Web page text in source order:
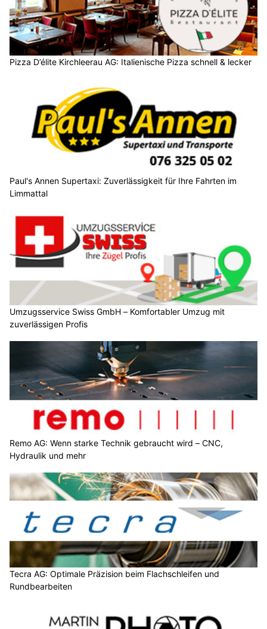
Pizza D’élite Kirchleerau AG: Italienische Pizza schnell & lecker
Paul's Annen Supertaxi: Zuverlässigkeit für Ihre Fahrten im
Limmattal
Umzugsservice Swiss GmbH – Komfortabler Umzug mit
zuverlässigen Profis
Remo AG: Wenn starke Technik gebraucht wird – CNC,
Hydraulik und mehr
Tecra AG: Optimale Präzision beim Flachschleifen und
Rundbearbeiten